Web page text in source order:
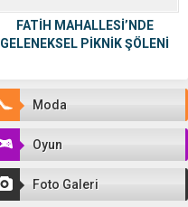
FATİH MAHALLESİ’NDE
GELENEKSEL PİKNİK ŞÖLENİ
Moda
Oyun
Foto Galeri